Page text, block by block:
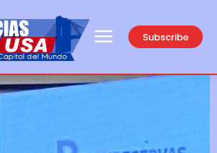
Subscribe